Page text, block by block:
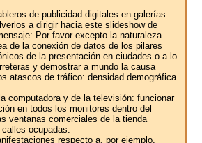
de publicidad digitales en galerías
a dirigir hacia este slideshow de
Por favor excepto la naturaleza.
de la conexión de datos de los pilares
de la presentación en ciudades o a lo
y demostrar a mundo la causa
atascos de tráfico: densidad demográfica
computadora y de la televisión: funcionar
en todos los monitores dentro del
ventanas comerciales de la tienda
ocupadas.
respecto a, por ejemplo,